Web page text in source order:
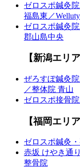
ゼロスポ鍼灸
福島東／
ゼロスポ鍼灸
郡山島中央
【新潟エリア
ぜろすぽ鍼灸
／整体院 青山
ゼロスポ接骨
【福岡エリア
ゼロスポ鍼灸
赤坂 けやき通
整骨院